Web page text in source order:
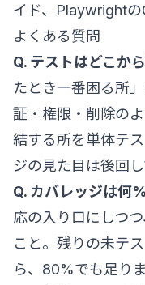
イド、 Playwrightの
よくある質問
Q. テストはどこか
たとき一番困る所
証・権限・削除の
結する所を単体テ
ジの見た目は後回し
Q. カバレッジは何
応の入り口にしつ
こと。残りの未テ
ら、80%でも足り